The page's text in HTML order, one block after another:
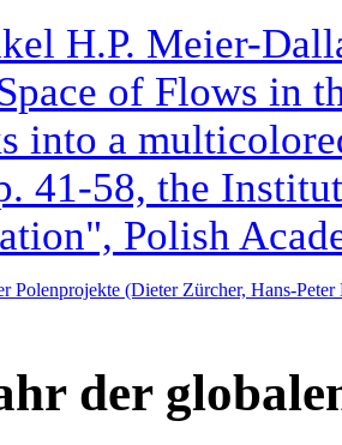
H.P. Meier-
of Flows in
into a
41-58, the
Polish
Polenprojekte (Dieter Zürcher, Hans-
der